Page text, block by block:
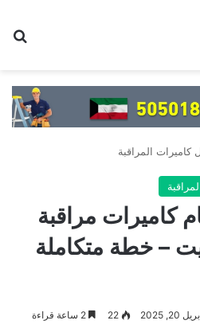
المراقبة
كاميرات مراقبة
– خطة متكاملة
20, 2025
22